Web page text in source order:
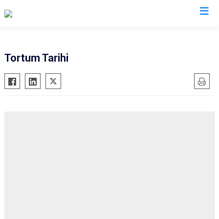
Aşkale
Çat
Tortum Tarihi